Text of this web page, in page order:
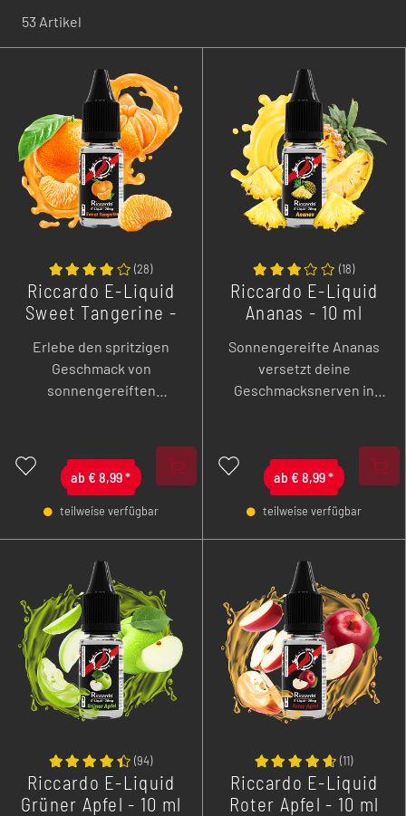
53 Artikel
- +
ab € 8,99*
teilweise verfügbar
(28)
Riccardo E-Liquid
Sweet Tangerine -
Erlebe den spritzigen
Geschmack von
sonnengereiften
- +
ab € 8,99*
teilweise verfügbar
(18)
Riccardo E-Liquid
Ananas - 10 ml
Sonnengereifte Ananas
versetzt deine
Geschmacksnerven in
(94)
Riccardo E-Liquid
Grüner Apfel - 10 ml
(11)
Riccardo E-Liquid
Roter Apfel - 10 ml